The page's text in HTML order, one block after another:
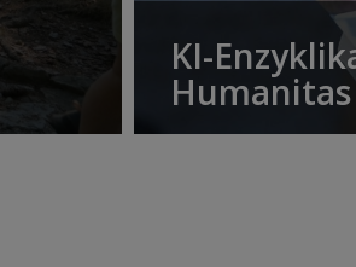
KI-
Humanitas